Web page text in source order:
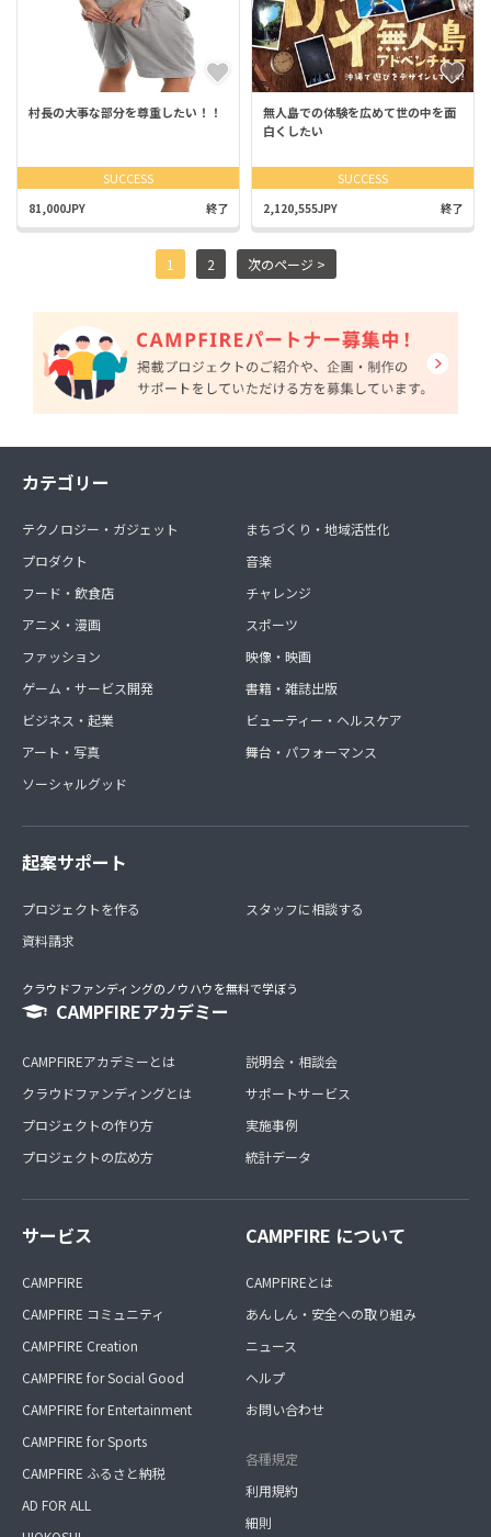
村長の大事な部分を尊重したい！！
SUCCESS
81,000JPY 終了
無人島での体験を広めて世の中を面
白くしたい
SUCCESS
2,120,555JPY 終了
1 2 次のページ >
カテゴリー
テクノロジー・ガジェット
プロダクト
フード・飲食店
アニメ・漫画
ファッション
ゲーム・サービス開発
ビジネス・起業
アート・写真
ソーシャルグッド
まちづくり・地域活性化
音楽
チャレンジ
スポーツ
映像・映画
書籍・雑誌出版
ビューティー・ヘルスケア
舞台・パフォーマンス
起案サポート
プロジェクトを作る
資料請求
スタッフに相談する
クラウドファンディングのノウハウを無料で学ぼう
CAMPFIREアカデミー
CAMPFIREアカデミーとは
クラウドファンディングとは
プロジェクトの作り方
プロジェクトの広め方
説明会・相談会
サポートサービス
実施事例
統計データ
サービス
CAMPFIRE
CAMPFIRE コミュニティ
CAMPFIRE Creation
CAMPFIRE for Social Good
CAMPFIRE for Entertainment
CAMPFIRE for Sports
CAMPFIRE ふるさと納税
AD FOR ALL
CAMPFIRE について
CAMPFIREとは
あんしん・安全への取り組み
ニュース
ヘルプ
お問い合わせ
各種規定
利用規約
細則